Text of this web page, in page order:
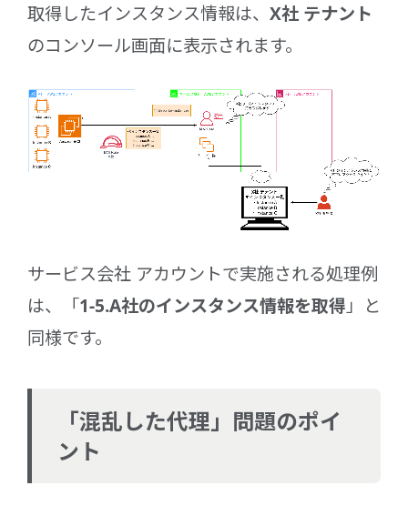
取得したインスタンス情報は、 X社 テナント
のコンソール画面に表示されます。
サービス会社 アカウントで実施される処理例
は、「1-5.A社のインスタンス情報を取得」と
同様です。
「混乱した代理」問題のポイ
ント